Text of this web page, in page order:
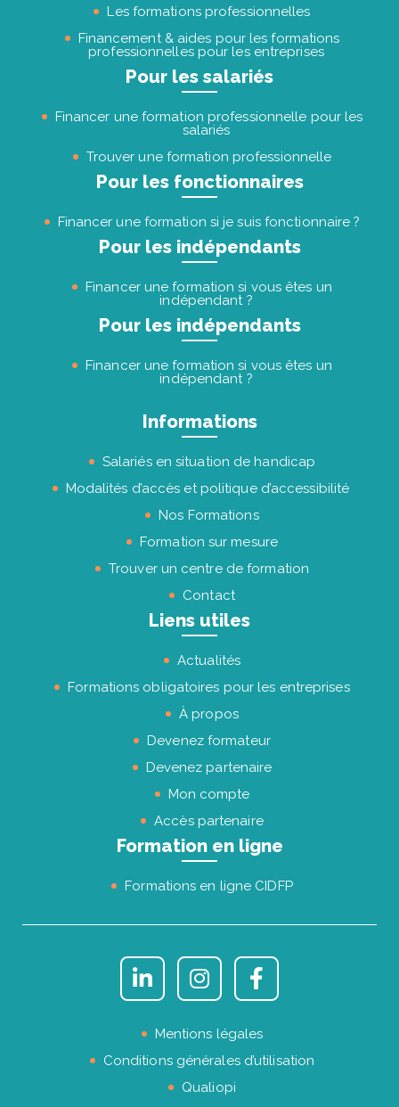
Les formations professionnelles
Financement & aides pour les formations
professionnelles pour les entreprises
Pour les salariés
Financer une formation professionnelle pour les
salariés
Trouver une formation professionnelle
Pour les fonctionnaires
Financer une formation si je suis fonctionnaire ?
Pour les indépendants
Financer une formation si vous êtes un
indépendant ?
Pour les indépendants
Financer une formation si vous êtes un
indépendant ?
Informations
Salariés en situation de handicap
Modalités d’accès et politique d’accessibilité
Nos Formations
Formation sur mesure
Trouver un centre de formation
Contact
Liens utiles
Actualités
Formations obligatoires pour les entreprises
À propos
Devenez formateur
Devenez partenaire
Mon compte
Accès partenaire
Formation en ligne
Formations en ligne CIDFP
Mentions légales
Conditions générales d’utilisation
Qualiopi